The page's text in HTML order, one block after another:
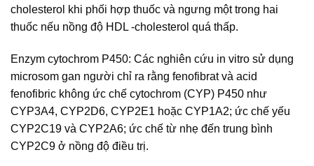
cholesterol khi phối hợp thuốc và ngưng một trong hai
thuốc nếu nồng độ HDL -cholesterol quá thấp.
Enzym cytochrom P450: Các nghiên cứu in vitro sử dụng
microsom gan người chỉ ra rằng fenofibrat và acid
fenofibric không ức chế cytochrom (CYP) P450 như
CYP3A4, CYP2D6, CYP2E1 hoặc CYP1A2; ức chế yếu
CYP2C19 và CYP2A6; ức chế từ nhẹ đến trung bình
CYP2C9 ở nồng độ điều trị.